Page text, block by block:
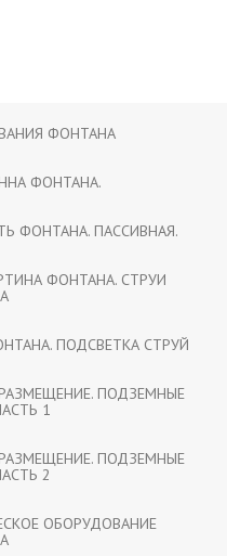
ФОНТАНА
ФОНТАНА.
ФОНТАНА. ПАССИВНАЯ.
ФОНТАНА. СТРУИ
ПОДСВЕТКА СТРУЙ
ПОДЗЕМНЫЕ
1
ПОДЗЕМНЫЕ
2
ОБОРУДОВАНИЕ